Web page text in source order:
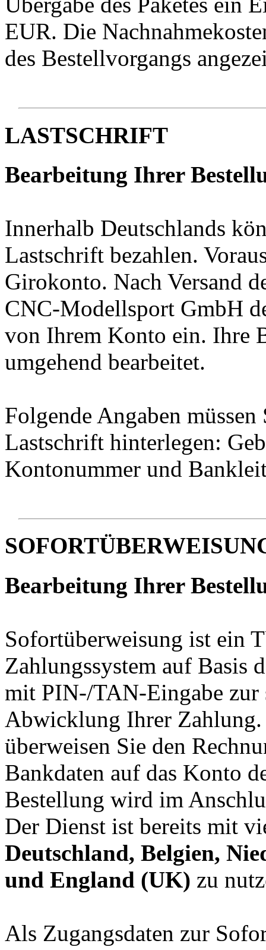
EUR. Die
des Bestellvorgangs
LASTSCHRIFT
Bearbeitung Ihrer
Innerhalb Deutschlands
Lastschrift bezahlen.
Girokonto. Nach Versand
CNC-Modellsport GmbH
von Ihrem Konto ein. Ihre
umgehend bearbeitet.
Folgende Angaben
Lastschrift hinterlegen:
Kontonummer und
Bearbeitung Ihrer
Sofortüberweisung ist ein
Zahlungssystem auf Basis
mit PIN-/TAN-Eingabe zur
Abwicklung Ihrer Zahlung.
überweisen Sie den
Bankdaten auf das Konto
Bestellung wird im
Der Dienst ist bereits mit
Deutschland, Belgien,
und England (UK) zu
Als Zugangsdaten zur